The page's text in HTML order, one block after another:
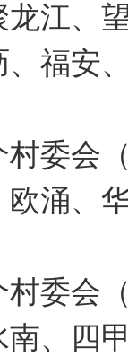
江、
福安
会（
涌、
会（
、四